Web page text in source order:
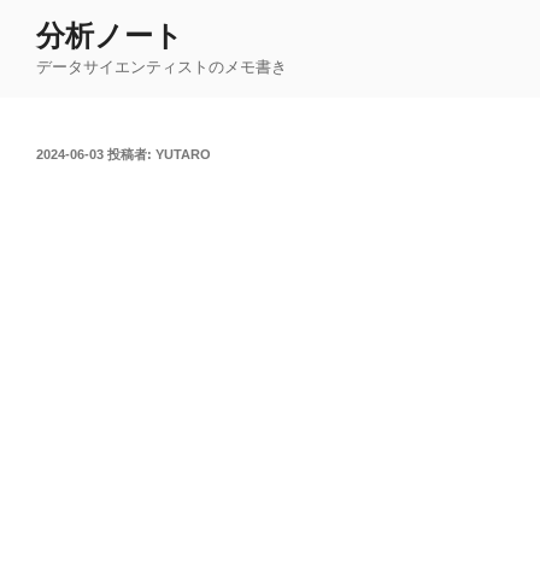
分析ノート
データサイエンティストのメモ書き
投
2024-06-03 投稿者: YUTARO